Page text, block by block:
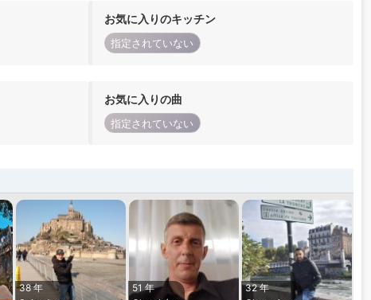
お気に入りのキッチン
指定されていない
お気に入りの曲
指定されていない
38 年
51 年
32 年